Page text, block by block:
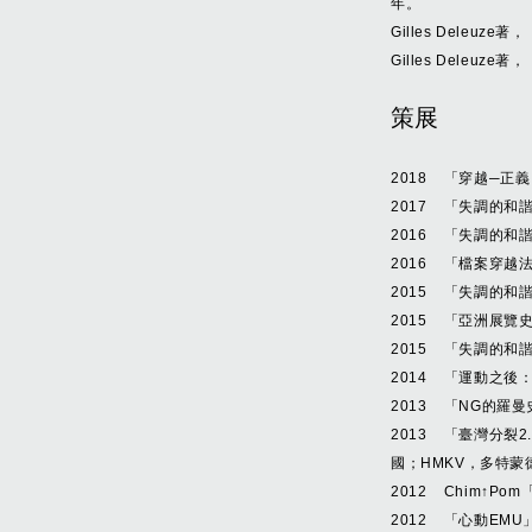
年。
Gilles Deleuze著，
Gilles Deleuze著，
策展
2018 「穿越─正義
2017 「失調的和諧
2016 「失調的和諧
2016 「檔案穿越法
2015 「失調的和諧
2015 「亞洲展覽史
2015 「失調的和諧
2014 「運動之後：
2013 「NG的羅曼
2013 「臺灣分裂
國；HMKV，多特
2012 Chim↑Pom「
2012 「心動EMU